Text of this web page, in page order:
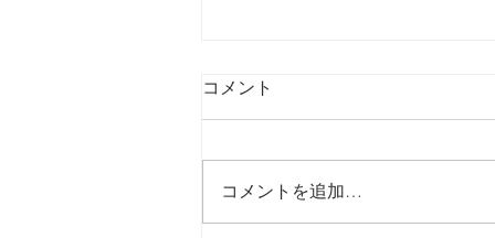
コメント
コメントを追加…